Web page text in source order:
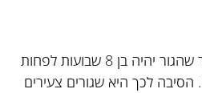
בדרך כלל מומלץ להמתין עד שהגור יהיה בן 8 שבועות לפחות
לכך היא שגורים צעירים